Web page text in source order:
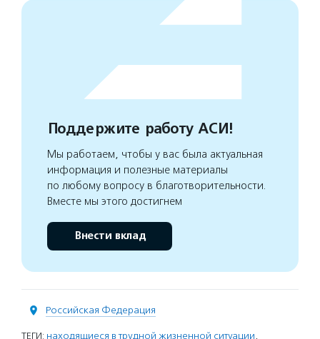
Поддержите работу АСИ!
Мы работаем, чтобы у вас была актуальная
информация и полезные материалы
по любому вопросу в благотворительности.
Вместе мы этого достигнем
Внести вклад
Российская Федерация
ТЕГИ: находящиеся в трудной жизненной ситуации,